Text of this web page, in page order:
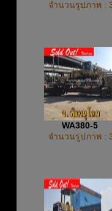
จำนวนรูปภาพ :
WA380-5
จำนวนรูปภาพ :